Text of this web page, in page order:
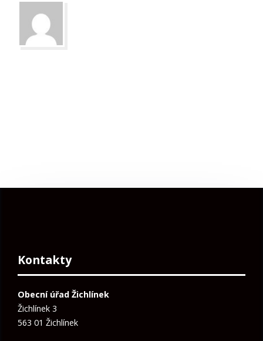
Kontakty
Obecní úřad Žichlínek
Žichlínek 3
563 01 Žichlínek